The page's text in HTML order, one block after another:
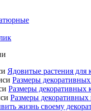
Ядовитые растения для
Размеры
Размеры декоративных
Размеры
жизнь своему